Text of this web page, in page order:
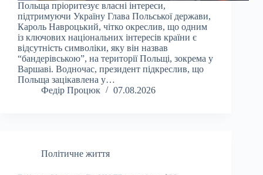
Польща пріоритезує власні інтереси,
підтримуючи Україну Глава Польської держави,
Кароль Навроцький, чітко окреслив, що одним
із ключових національних інтересів країни є
відсутність символіки, яку він назвав
“бандерівською”, на території Польщі, зокрема у
Варшаві. Водночас, президент підкреслив, що
Польща зацікавлена у…
Федір Процюк
07.08.2026
Політичне життя